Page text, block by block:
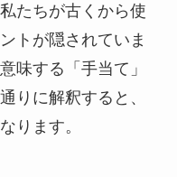
たちが古くから使
トが隠されていま
味する「手当て」
りに解釈すると、
ります。